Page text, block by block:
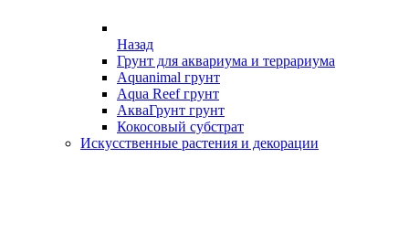
Назад
Грунт для аквариума и террариума
Aquanimal грунт
Aqua Reef грунт
АкваГрунт грунт
Кокосовый субстрат
Искусственные растения и декорации